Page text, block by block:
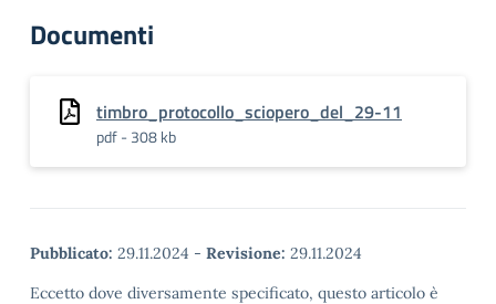
Documenti
timbro_protocollo_sciopero_del_29-11
pdf - 308 kb
Pubblicato: 29.11.2024 - Revisione: 29.11.2024
Eccetto dove diversamente specificato, questo articolo è